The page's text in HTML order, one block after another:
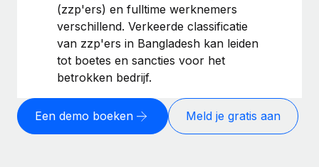
(zzp'ers) en fulltime werknemers
verschillend. Verkeerde classificatie
van zzp'ers in Bangladesh kan leiden
tot boetes en sancties voor het
betrokken bedrijf.
Een demo boeken Meld je gratis aan